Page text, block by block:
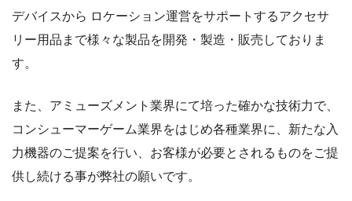
デバイスから ロケーション運営をサポートするアクセサ
リー用品まで様々な製品を開発・製造・販売しておりま
す。
また、アミューズメント業界にて培った確かな技術力で、
コンシューマーゲーム業界をはじめ各種業界に、新たな入
力機器のご提案を行い、お客様が必要とされるものをご提
供し続ける事が弊社の願いです。